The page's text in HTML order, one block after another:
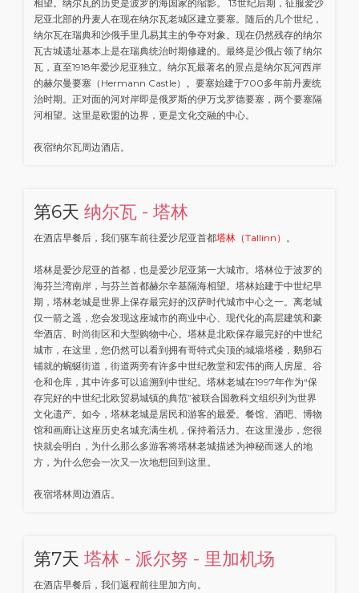
相望。纳尔瓦的历史是波罗的海国家的缩影。 13世纪后期，征服爱沙
尼亚北部的丹麦人在现在纳尔瓦老城区建立要塞。随后的几个世纪，
纳尔瓦在瑞典和沙俄手里几易其主的争夺对象。现在仍然残存的纳尔
瓦古城遗址基本上是在瑞典统治时期修建的。最终是沙俄占领了纳尔
瓦，直至1918年爱沙尼亚独立。纳尔瓦最著名的景点是纳尔瓦河西岸
的赫尔曼要塞（Hermann Castle）。要塞始建于700多年前丹麦统
治时期。正对面的河对岸即是俄罗斯的伊万戈罗德要塞，两个要塞隔
河相望。这里是欧盟的边界，更是文化交融的中心。
夜宿纳尔瓦周边酒店。
第6天 纳尔瓦 - 塔林
在酒店早餐后，我们驱车前往爱沙尼亚首都塔林（Tallinn） 。
塔林是爱沙尼亚的首都，也是爱沙尼亚第一大城市。塔林位于波罗的
海芬兰湾南岸，与芬兰首都赫尔辛基隔海相望。塔林始建于中世纪早
期，塔林老城是世界上保存最完好的汉萨时代城市中心之一。离老城
仅一箭之遥，您会发现这座城市的商业中心、现代化的高层建筑和豪
华酒店、时尚街区和大型购物中心。塔林是北欧保存最完好的中世纪
城市，在这里，您仍然可以看到拥有哥特式尖顶的城墙塔楼，鹅卵石
铺就的蜿蜒街道，街道两旁有许多中世纪教堂和宏伟的商人房屋、谷
仓和仓库，其中许多可以追溯到中世纪。塔林老城在1997年作为“保
存完好的中世纪北欧贸易城镇的典范”被联合国教科文组织列为世界
文化遗产。如今，塔林老城是居民和游客的最爱。餐馆、酒吧、博物
馆和画廊让这座历史名城充满生机，保持着活力。在这里漫步，您很
快就会明白，为什么那么多游客将塔林老城描述为神秘而迷人的地
方，为什么您会一次又一次地想回到这里。
夜宿塔林周边酒店。
第7天 塔林 - 派尔努 - 里加机场
在酒店早餐后，我们返程前往里加方向。